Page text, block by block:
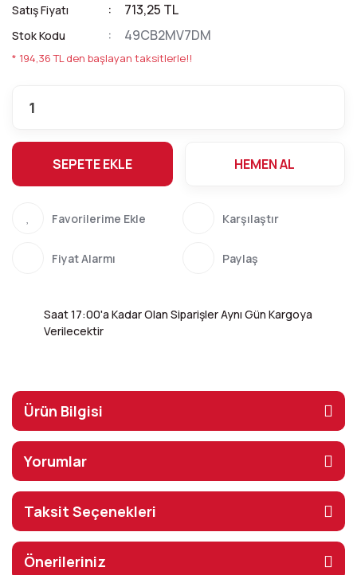
Satış Fiyatı 713,25 TL
Stok Kodu 49CB2MV7DM
* 194,36 TL den başlayan taksitlerle!!
SEPETE EKLE HEMEN AL
Karşılaştır
Fiyat Alarmı Paylaş
Saat 17:00'a Kadar Olan Siparişler Aynı Gün Kargoya
Verilecektir
Ürün Bilgisi
Yorumlar
Taksit Seçenekleri
Önerileriniz